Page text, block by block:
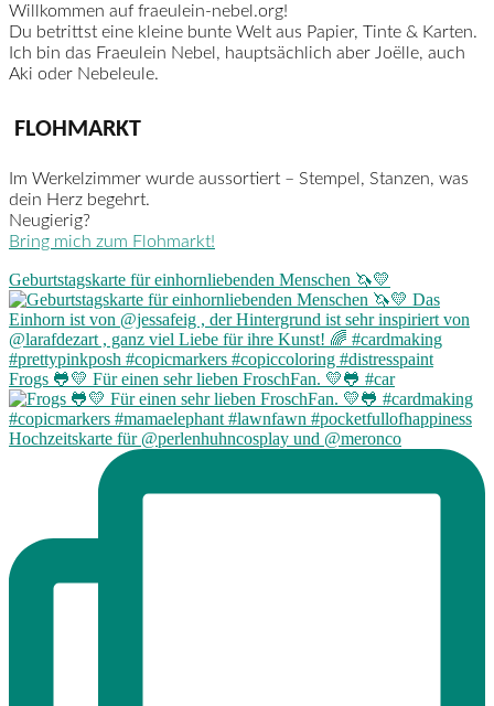
Willkommen auf fraeulein-nebel.org!
Du betrittst eine kleine bunte Welt aus Papier, Tinte & Karten.
Ich bin das Fraeulein Nebel, hauptsächlich aber Joëlle, auch
Aki oder Nebeleule.
FLOHMARKT
Im Werkelzimmer wurde aussortiert – Stempel, Stanzen, was
dein Herz begehrt.
Neugierig?
Bring mich zum Flohmarkt!
Geburtstagskarte für einhornliebenden Menschen 🦄💛
Frogs 🐸💛 Für einen sehr lieben FroschFan. 💛🐸 #car
Hochzeitskarte für @perlenhuhncosplay und @meronco